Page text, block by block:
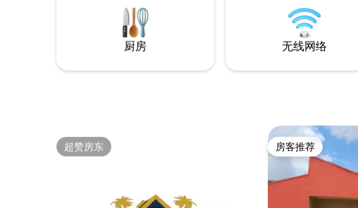
content creator, the
custom made
production.
厨房 无线网络
超赞房东
超赞房东 房客推荐
房客推荐